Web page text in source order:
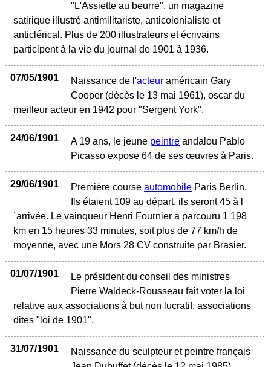
"L'Assiette au beurre", un magazine
satirique illustré antimilitariste, anticolonialiste et
anticlérical. Plus de 200 illustrateurs et écrivains
participent à la vie du journal de 1901 à 1936.
07/05/1901 Naissance de l'acteur américain Gary
Cooper (décès le 13 mai 1961), oscar du
meilleur acteur en 1942 pour "Sergent York".
24/06/1901 A 19 ans, le jeune peintre andalou Pablo
Picasso expose 64 de ses œuvres à Paris.
29/06/1901 Première course automobile Paris Berlin.
Ils étaient 109 au départ, ils seront 45 à l
´arrivée. Le vainqueur Henri Fournier a parcouru 1 198
km en 15 heures 33 minutes, soit plus de 77 km/h de
moyenne, avec une Mors 28 CV construite par Brasier.
01/07/1901
Le président du conseil des ministres
Pierre Waldeck-Rousseau fait voter la loi
relative aux associations à but non lucratif, associations
dites "loi de 1901".
31/07/1901
Naissance du sculpteur et peintre français